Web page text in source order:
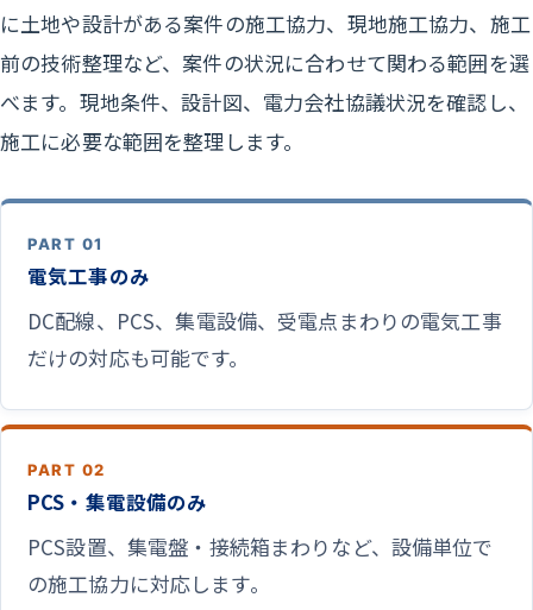
に土地や設計がある案件の施工協力、現地施工協力、施工
前の技術整理など、案件の状況に合わせて関わる範囲を選
べます。現地条件、設計図、電力会社協議状況を確認し、
施工に必要な範囲を整理します。
PART 01
電気工事のみ
DC配線、PCS、集電設備、受電点まわりの電気工事
だけの対応も可能です。
PART 02
PCS・集電設備のみ
PCS設置、集電盤・接続箱まわりなど、設備単位で
の施工協力に対応します。